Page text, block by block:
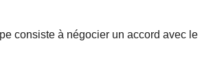
consiste à négocier un accord avec le